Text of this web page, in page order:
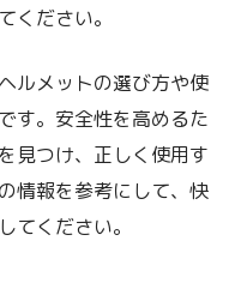
ください。
ルメットの選び方や使
す。安全性を高めるた
見つけ、正しく使用す
情報を参考にして、快
てください。